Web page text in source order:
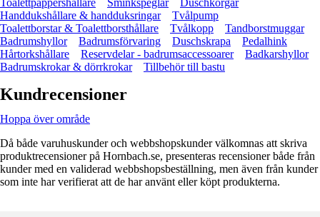
Toalettpappershållare Sminkspeglar
Duschkorgar
Handdukshållare & handduksringar
Tvålpump
Toalettborstar & Toalettborsthållare
Tvålkopp
Tandborstmuggar
Badrumshyllor
Badrumsförvaring Duschskrapa
Pedalhink
Hårtorkshållare
Reservdelar - badrumsaccessoarer
Badkarshyllor
Badrumskrokar & dörrkrokar
Tillbehör till bastu
Kundrecensioner
Hoppa över område
Då både varuhuskunder och webbshopskunder välkomnas att skriva
produktrecensioner på Hornbach.se, presenteras recensioner både från
kunder med en validerad webbshopsbeställning, men även från kunder
som inte har verifierat att de har använt eller köpt produkterna.